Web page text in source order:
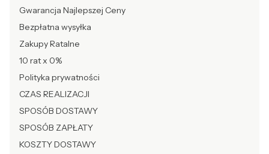
Gwarancja Najlepszej Ceny
Bezpłatna wysyłka
Zakupy Ratalne
10 rat x 0%
Polityka prywatności
CZAS REALIZACJI
SPOSÓB DOSTAWY
SPOSÓB ZAPŁATY
KOSZTY DOSTAWY